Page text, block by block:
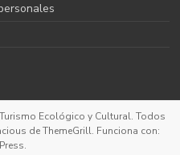
Ecológico y Cultural. Todos
de ThemeGrill. Funciona con:
.